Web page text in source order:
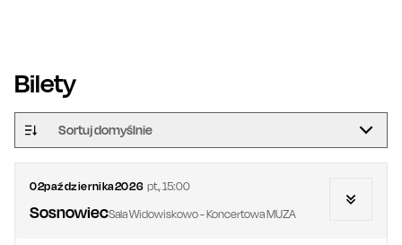
Bilety
Sortuj domyślnie
02października2026 pt.,15:00
SosnowiecSala Widowiskowo - Koncertowa MUZA